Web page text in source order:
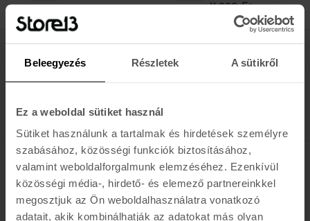
Beleegyezés Részletek A sütikről
Ez a weboldal sütiket használ
Sütiket használunk a tartalmak és hirdetések személyre
szabásához, közösségi funkciók biztosításához,
valamint weboldalforgalmunk elemzéséhez. Ezenkívül
közösségi média-, hirdető- és elemező partnereinkkel
megosztjuk az Ön weboldalhasználatra vonatkozó
adatait, akik kombinálhatják az adatokat más olyan
11.990 Ft 13.990
Értesülj az újdonságokról, akciókról
K A R O L I N A 17 / B
Hétfő - Péntek: 11:00 - 19:00
Szombat: 10:00 - 19:00